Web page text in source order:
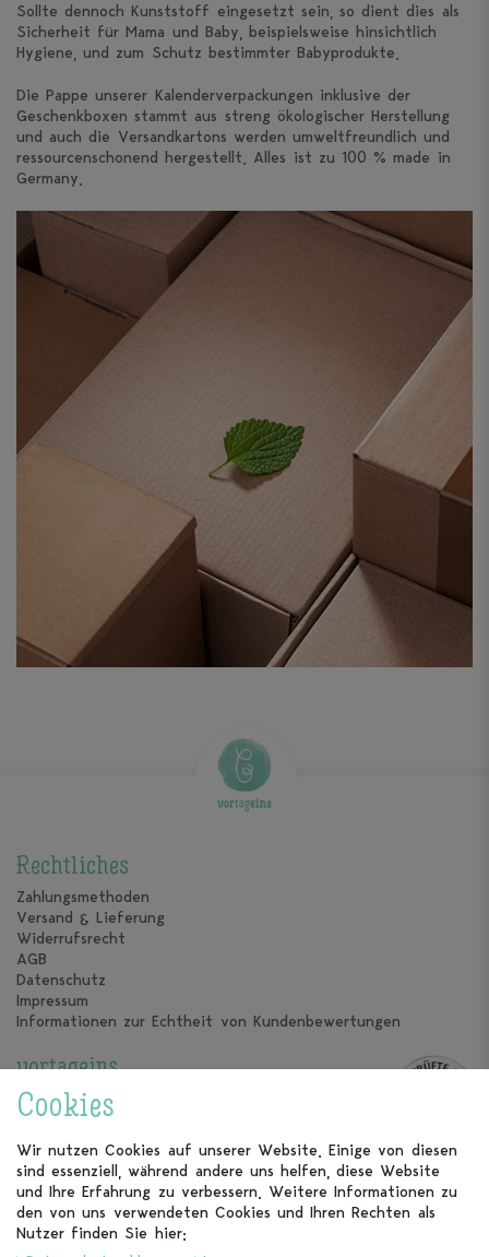
Sollte dennoch Kunststoff eingesetzt sein, so dient dies als
Sicherheit für Mama und Baby, beispielsweise hinsichtlich
Hygiene, und zum Schutz bestimmter Babyprodukte.
Die Pappe unserer Kalenderverpackungen inklusive der
Geschenkboxen stammt aus streng ökologischer Herstellung
und auch die Versandkartons werden umweltfreundlich und
ressourcenschonend hergestellt. Alles ist zu 100 % made in
Germany.
Rechtliches
Zahlungsmethoden
Versand & Lieferung
Widerrufsrecht
AGB
Datenschutz
Impressum
Informationen zur Echtheit von Kundenbewertungen
vortageins
Über uns
Unsere Kalender
Unsere Partner
Kundenservice
FAQ
Kontakt
Cookies
Wir nutzen Cookies auf unserer Website. Einige von diesen
sind essenziell, während andere uns helfen, diese Website
und Ihre Erfahrung zu verbessern. Weitere Informationen zu
den von uns verwendeten Cookies und Ihren Rechten als
Nutzer finden Sie hier: